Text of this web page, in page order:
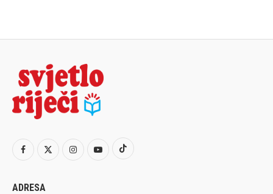
ADRESA